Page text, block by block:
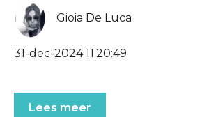
Gioia De Luca
31-dec-2024 11:20:49
Lees meer